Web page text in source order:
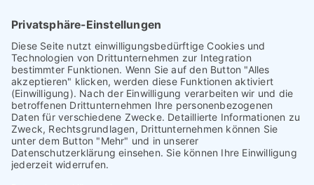
Nachhaltigkeit und Tiny Housing
Ausgezeichnete Leistung